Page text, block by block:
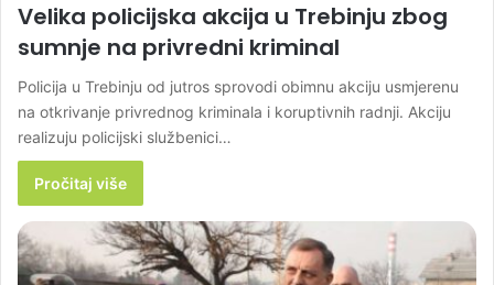
Velika policijska akcija u Trebinju zbog
sumnje na privredni kriminal
Policija u Trebinju od jutros sprovodi obimnu akciju usmjerenu
na otkrivanje privrednog kriminala i koruptivnih radnji. Akciju
realizuju policijski službenici…
Pročitaj više